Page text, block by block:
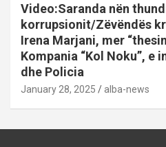
Video:Saranda nën
korrupsionit/Zëvëndës
Irena Marjani, mer
Kompania “Kol Noku”, e
dhe Policia
January 28, 2025 alba-news